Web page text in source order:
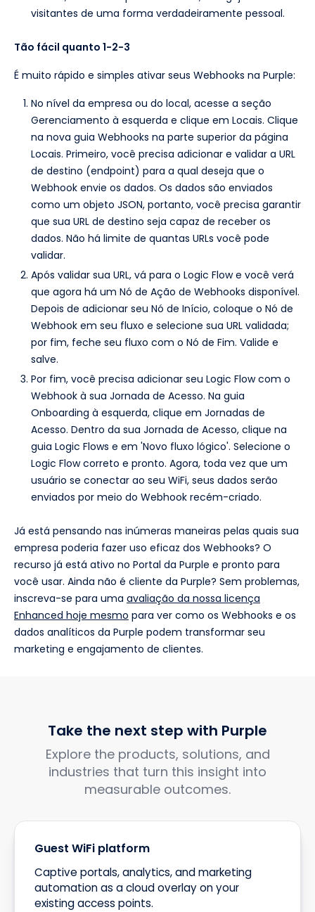
visitantes de uma forma verdadeiramente pessoal.
Tão fácil quanto 1-2-3
É muito rápido e simples ativar seus Webhooks na Purple:
No nível da empresa ou do local, acesse a seção
Gerenciamento à esquerda e clique em Locais. Clique
na nova guia Webhooks na parte superior da página
Locais. Primeiro, você precisa adicionar e validar a URL
de destino (endpoint) para a qual deseja que o
Webhook envie os dados. Os dados são enviados
como um objeto JSON, portanto, você precisa garantir
que sua URL de destino seja capaz de receber os
dados. Não há limite de quantas URLs você pode
validar.
Após validar sua URL, vá para o Logic Flow e você verá
que agora há um Nó de Ação de Webhooks disponível.
Depois de adicionar seu Nó de Início, coloque o Nó de
Webhook em seu fluxo e selecione sua URL validada;
por fim, feche seu fluxo com o Nó de Fim. Valide e
salve.
Por fim, você precisa adicionar seu Logic Flow com o
Webhook à sua Jornada de Acesso. Na guia
Onboarding à esquerda, clique em Jornadas de
Acesso. Dentro da sua Jornada de Acesso, clique na
guia Logic Flows e em 'Novo fluxo lógico'. Selecione o
Logic Flow correto e pronto. Agora, toda vez que um
usuário se conectar ao seu WiFi, seus dados serão
enviados por meio do Webhook recém-criado.
Já está pensando nas inúmeras maneiras pelas quais sua
empresa poderia fazer uso eficaz dos Webhooks? O
recurso já está ativo no Portal da Purple e pronto para
você usar. Ainda não é cliente da Purple? Sem problemas,
inscreva-se para uma avaliação da nossa licença
Enhanced hoje mesmo para ver como os Webhooks e os
dados analíticos da Purple podem transformar seu
marketing e engajamento de clientes.
Take the next step with Purple
Explore the products, solutions, and
industries that turn this insight into
measurable outcomes.
Guest WiFi platform
Captive portals, analytics, and marketing
automation as a cloud overlay on your
existing access points.